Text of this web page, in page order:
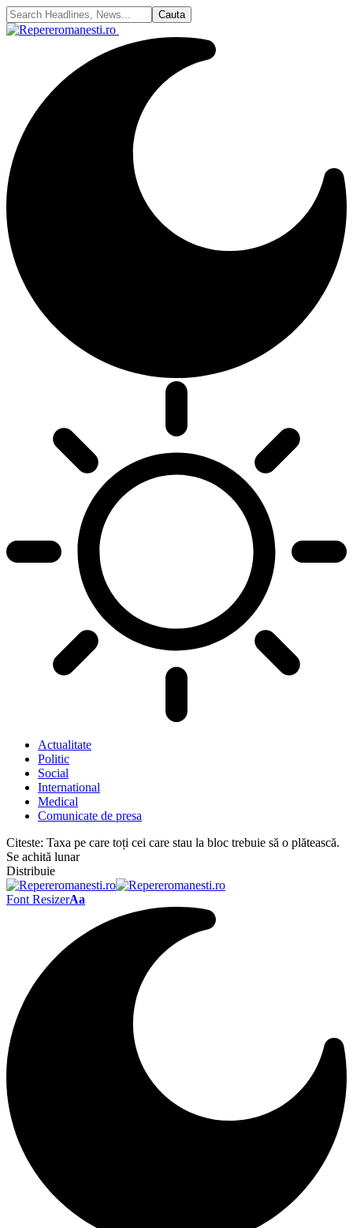
Actualitate
Politic
Social
International
Medical
Comunicate de presa
Citeste: Taxa pe care toți cei care stau la bloc trebuie să o plătească.
Se achită lunar
Distribuie
Font ResizerAa